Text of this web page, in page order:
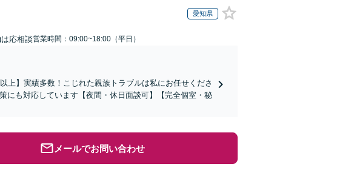
愛知県
応相談営業時間：09:00~18:00（平日）
上】実績多数！こじれた親族トラブルは私にお任せくださ
にも対応しています【夜間・休日面談可】【完全個室・秘
メールでお問い合わせ